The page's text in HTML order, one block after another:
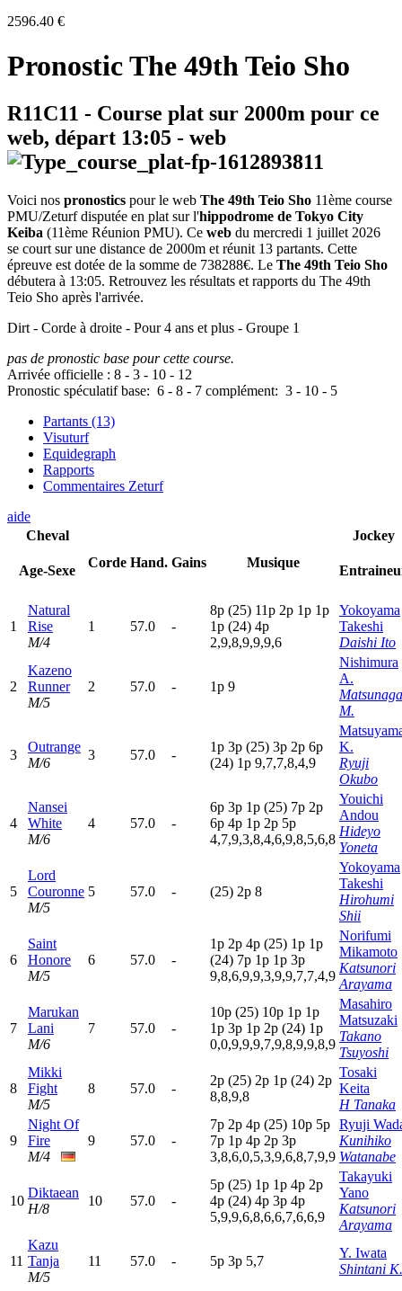
2596.40 €
Pronostic The 49th Teio Sho
R11C11 - Course plat sur 2000m pour ce
web, départ 13:05 - web
Voici nos pronostics pour le web The 49th Teio Sho 11ème course
PMU/Zeturf disputée en plat sur l'hippodrome de Tokyo City
Keiba (11ème Réunion PMU). Ce web du mercredi 1 juillet 2026
se court sur une distance de 2000m et réunit 13 partants. Cette
épreuve est dotée de la somme de 738288€. Le The 49th Teio Sho
débutera à 13:05. Retrouvez les résultats et rapports du The 49th
Teio Sho après l'arrivée.
Dirt - Corde à droite - Pour 4 ans et plus - Groupe 1
pas de pronostic base pour cette course.
Arrivée officielle : 8 - 3 - 10 - 12
Pronostic spéculatif base: 6 - 8 - 7 complément: 3 - 10 - 5
Partants (13)
Visuturf
Equidegraph
Rapports
Commentaires Zeturf
aide
Cheval
Age-Sexe
Corde Hand. Gains Musique
Jockey
1
Natural
Rise
M/4
1 57.0 -
8p (25) 11p 2p 1p 1p
1p (24) 4p
2,9,8,9,9,9,6
Yokoyama
Takeshi
Daishi Ito
2
Kazeno
Runner
M/5
2 57.0 - 1p 9
Nishimura
A.
Matsunaga
M.
3
Outrange
M/6
3 57.0 -
1p 3p (25) 3p 2p 6p
(24) 1p 9,7,7,8,4,9
K.
Ryuji
Okubo
4
Nansei
White
M/6
4 57.0 -
6p 3p 1p (25) 7p 2p
6p 4p 1p 2p 5p
4,7,9,3,8,4,6,9,8,5,6,8
Youichi
Andou
Hideyo
Yoneta
5
Lord
Couronne
M/5
5 57.0 - (25) 2p 8
Yokoyama
Takeshi
Hirohumi
Shii
6
Saint
Honore
M/5
6 57.0 -
1p 2p 4p (25) 1p 1p
(24) 7p 1p 1p 3p
9,8,6,9,9,3,9,9,7,7,4,9
Norifumi
Mikamoto
Katsunori
Arayama
7
Marukan
Lani
M/6
7 57.0 -
10p (25) 10p 1p 1p
1p 3p 1p 2p (24) 1p
0,0,9,9,9,7,9,8,9,9,8,9
Masahiro
Matsuzaki
Takano
Tsuyoshi
8
Mikki
Fight
M/5
8 57.0 -
2p (25) 2p 1p (24) 2p
8,8,9,8
Tosaki
Keita
H Tanaka
9
Night Of
Fire
M/4
9 57.0 -
7p 2p 4p (25) 10p 5p
7p 1p 4p 2p 3p
3,8,6,0,5,3,9,6,8,7,9,9
Ryuji
Kunihiko
Watanabe
10
Diktaean
H/8
10 57.0 -
5p (25) 1p 1p 4p 2p
4p (24) 4p 3p 4p
5,9,9,6,8,6,6,7,6,6,9
Takayuki
Yano
Katsunori
Arayama
11
Kazu
Tanja
M/5
11 57.0 - 5p 3p 5,7
Y. Iwata
Shintani K.